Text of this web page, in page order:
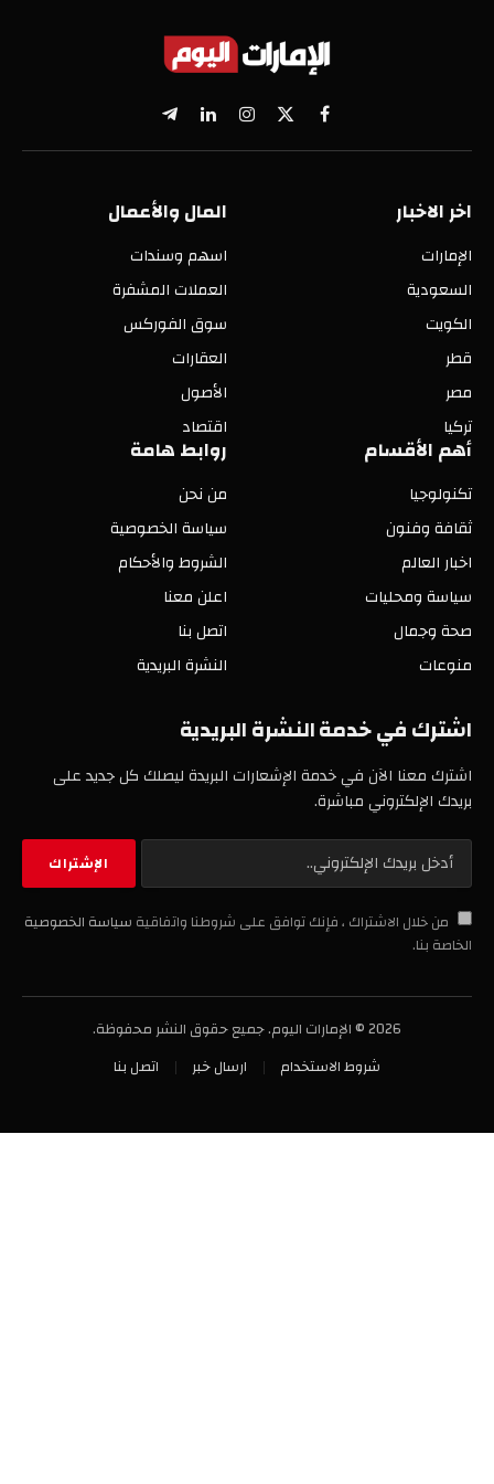
فيسبوك
X
(Twitter)
الانستغراملينكدإنتيلقرام
اخر الاخبار
الإمارات
السعودية
الكويت
قطر
مصر
تركيا
المال والأعمال
اسهم وسندات
العملات المشفرة
سوق الفوركس
العقارات
الأصول
اقتصاد
أهم الأقسام
تكنولوجيا
ثقافة وفنون
اخبار العالم
سياسة ومحليات
صحة وجمال
منوعات
روابط هامة
من نحن
سياسة الخصوصية
الشروط والأحكام
اعلن معنا
اتصل بنا
النشرة البريدية
اشترك في خدمة النشرة البريدية
اشترك معنا الآن في خدمة الإشعارات البريدة ليصلك كل جديد على
بريدك الإلكتروني مباشرة.
من خلال الاشتراك ، فإنك توافق على شروطنا واتفاقية سياسة الخصوصية
الخاصة بنا.
2026 © الإمارات اليوم. جميع حقوق النشر محفوظة.
شروط الاستخدام
ارسال خبر اتصل بنا